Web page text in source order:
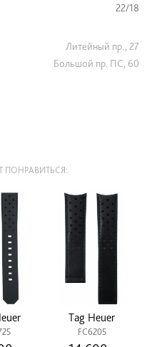
22/18
Литейный пр., 27
Большой пр. ПС, 60
ПОНРАВИТЬСЯ:
Tag Heuer
FC6205